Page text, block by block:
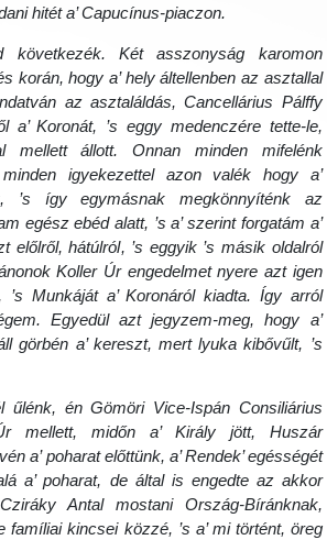
hitét a’ Capucínus-piaczon.
következék. Két asszonyság karomon
korán, hogy a’ hely áltellenben az asztallal
az asztaláldás, Cancellárius Pálffy
a’ Koronát, ’s eggy medenczére tette-le,
mellett állott. Onnan minden mifelénk
igyekezettel azon valék hogy a’
’s így egymásnak megkönnyíténk az
egész ebéd alatt, ’s a’ szerint forgatám a’
előlről, hátúlról, ’s eggyik ’s másik oldalról
Koller Úr engedelmet nyere azt igen
’s Munkáját a’ Koronáról kiadta. Így arról
Egyedül azt jegyzem-meg, hogy a’
görbén a’ kereszt, mert lyuka kibővűlt, ’s
űlénk, én Gömöri Vice-Ispán Consiliárius
mellett, midőn a’ Király jött, Huszár
a’ poharat előttünk, a’ Rendek’ egésségét
a’ poharat, de által is engedte az akkor
Antal mostani Ország-Bíránknak,
famíliai kincsei közzé, ’s a’ mi történt, öreg